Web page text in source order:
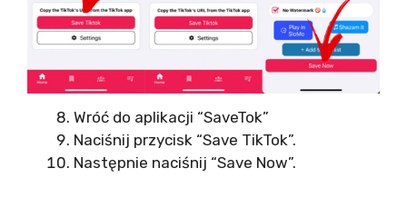
Wróć do aplikacji “SaveTok”
Naciśnij przycisk “Save TikTok”.
Następnie naciśnij “Save Now”.